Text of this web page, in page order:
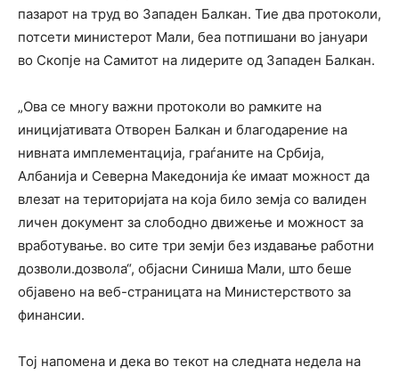
пазарот на труд во Западен Балкан. Тие два протоколи,
потсети министерот Мали, беа потпишани во јануари
во Скопје на Самитот на лидерите од Западен Балкан.
„Ова се многу важни протоколи во рамките на
иницијативата Отворен Балкан и благодарение на
нивната имплементација, граѓаните на Србија,
Албанија и Северна Македонија ќе имаат можност да
влезат на територијата на која било земја со валиден
личен документ за слободно движење и можност за
вработување. во сите три земји без издавање работни
дозволи.дозвола“, објасни Синиша Мали, што беше
објавено на веб-страницата на Министерството за
финансии.
Тој напомена и дека во текот на следната недела на